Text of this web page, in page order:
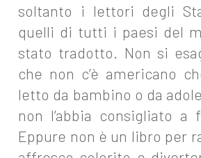
soltanto i lettori degli
quelli di tutti i paesi del
stato tradotto. Non si
che non c’è americano
letto da bambino o da
non l’abbia consigliato
Eppure non è un libro per